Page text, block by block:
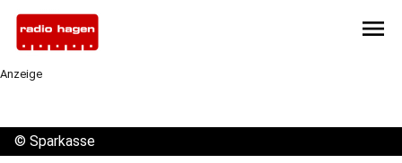
menu
Anzeige
© Sparkasse